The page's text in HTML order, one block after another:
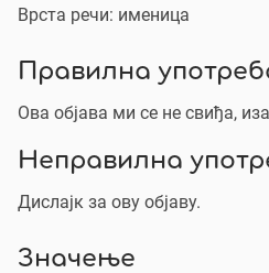
Врста речи: именица
Правилна
Ова објава ми се не свиђа,
Неправилна
Дислајк за ову објаву.
Значење